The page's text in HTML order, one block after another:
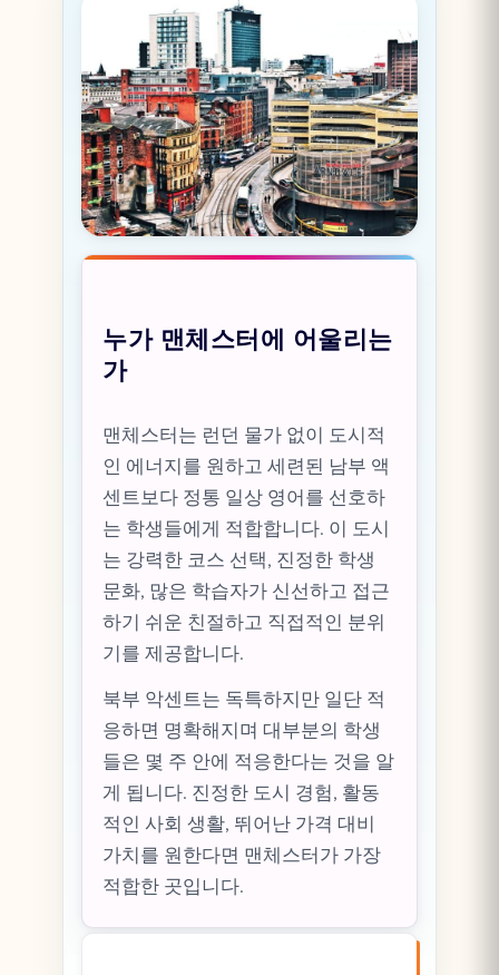
누가 맨체스터에 어울리는
가
맨체스터는 런던 물가 없이 도시적
인 에너지를 원하고 세련된 남부 액
센트보다 정통 일상 영어를 선호하
는 학생들에게 적합합니다. 이 도시
는 강력한 코스 선택, 진정한 학생
문화, 많은 학습자가 신선하고 접근
하기 쉬운 친절하고 직접적인 분위
기를 제공합니다.
북부 악센트는 독특하지만 일단 적
응하면 명확해지며 대부분의 학생
들은 몇 주 안에 적응한다는 것을 알
게 됩니다. 진정한 도시 경험, 활동
적인 사회 생활, 뛰어난 가격 대비
가치를 원한다면 맨체스터가 가장
적합한 곳입니다.